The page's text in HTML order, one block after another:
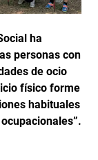
ha
personas con
de ocio
físico forme
habituales